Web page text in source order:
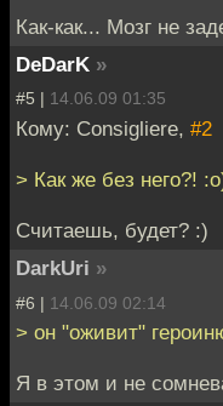
Как-как... Мозг не
DeDarK »
#5 | 14.06.09 01:35
Кому: Consigliere, #2
> Как же без него?!
Считаешь, будет? :)
DarkUri »
#6 | 14.06.09 02:14
> он "оживит"
Я в этом и не